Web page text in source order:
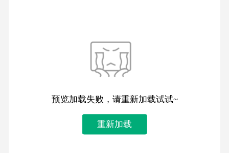
预览加载失败，请重新加载试试~
重新加载